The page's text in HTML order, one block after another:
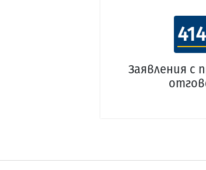
Заявления с